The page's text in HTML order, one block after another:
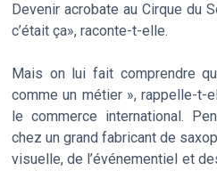
Devenir acrobate au Cirque du
c’était ça», raconte-t-elle.
Mais on lui fait comprendre
comme un métier », rappelle-t-
le commerce international.
chez un grand fabricant de
visuelle, de l’événementiel et